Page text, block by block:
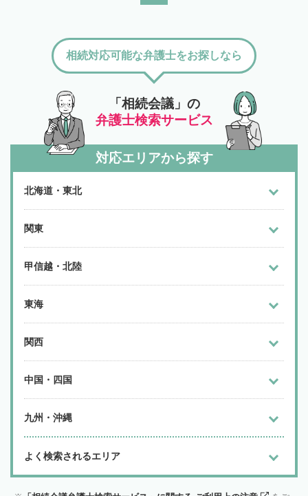
「相続会議」の
弁護士検索サービス
相続対応可能な弁護士をお探しなら
対応エリアから探す
北海道・東北
関東
甲信越・北陸
東海
関西
中国・四国
九州・沖縄
よく検索されるエリア